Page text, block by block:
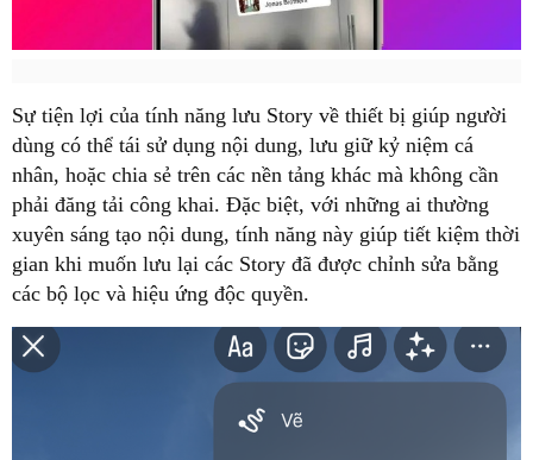
Sự tiện lợi của tính năng lưu Story về thiết bị giúp người
dùng có thể tái sử dụng nội dung, lưu giữ kỷ niệm cá
nhân, hoặc chia sẻ trên các nền tảng khác mà không cần
phải đăng tải công khai. Đặc biệt, với những ai thường
xuyên sáng tạo nội dung, tính năng này giúp tiết kiệm thời
gian khi muốn lưu lại các Story đã được chỉnh sửa bằng
các bộ lọc và hiệu ứng độc quyền.